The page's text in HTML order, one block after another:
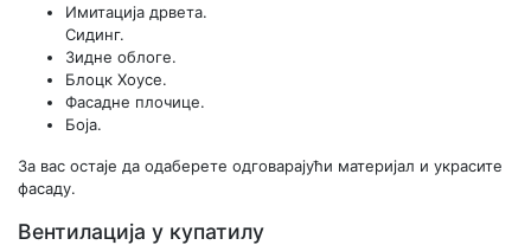
Имитација дрвета.
Сидинг.
Зидне облоге.
Блоцк Хоусе.
Фасадне плочице.
Боја.
За вас остаје да одаберете одговарајући материјал и украсите
фасаду.
Вентилација у купатилу